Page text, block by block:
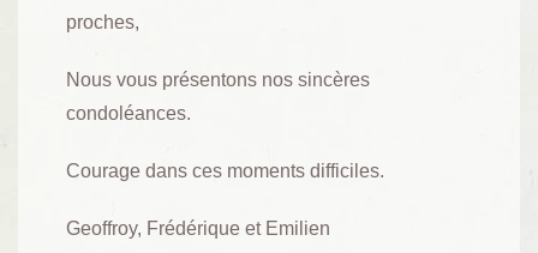
proches,
Nous vous présentons nos sincères
condoléances.
Courage dans ces moments difficiles.
Geoffroy, Frédérique et Emilien